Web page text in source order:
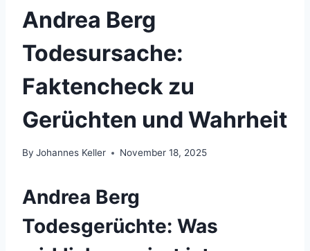
Andrea Berg
Todesursache:
Faktencheck zu
Gerüchten und Wahrheit
By Johannes Keller November 18, 2025
Andrea Berg
Todesgerüchte: Was